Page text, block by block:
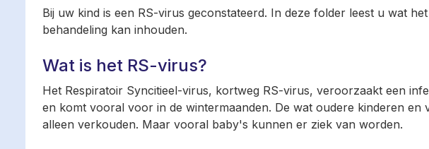
Bij uw kind is een RS-virus geconstateerd. In deze folder leest u wat
behandeling kan inhouden.
Wat is het RS-virus?
Het Respiratoir Syncitieel-virus, kortweg RS-virus, veroorzaakt een
en komt vooral voor in de wintermaanden. De wat oudere kinderen en
alleen verkouden. Maar vooral baby's kunnen er ziek van worden.